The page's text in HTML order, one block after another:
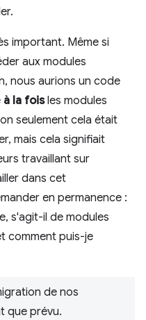
important. Même si
aux modules
nous aurions un code
à la foisles modules
seulement cela était
mais cela signifiait
travaillant sur
dans cet
en permanence :
s'agit-il de modules
comment puis-je
de nos
que prévu.